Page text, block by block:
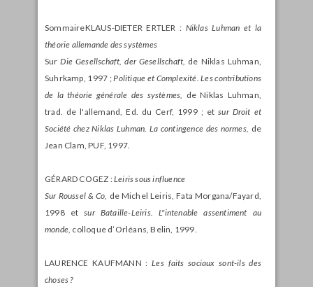
SommaireKLAUS-DIETER ERTLER : Niklas Luhman et la
théorie allemande des systèmes
SurDie Gesellschaft, der Gesellschaft, de Niklas Luhman,
Suhrkamp, 1997 ; Politique et Complexité. Les contributions
de la théorie générale des systèmes,
de Niklas Luhman,
trad. de l'allemand, Ed. du Cerf, 1999 ; etsur Droit et
Société chez Niklas Luhman. La contingence des normes, de
Jean Clam, PUF, 1997.
GÉRARD COGEZ :Leiris sous influence
Sur Roussel & Co, de Michel Leiris, Fata Morgana/Fayard,
1998 etsur Bataille-Leiris. L"intenable assentiment au
monde, colloque d’Orléans, Belin, 1999.
LAURENCE KAUFMANN :Les faits sociaux sont-ils des
choses ?